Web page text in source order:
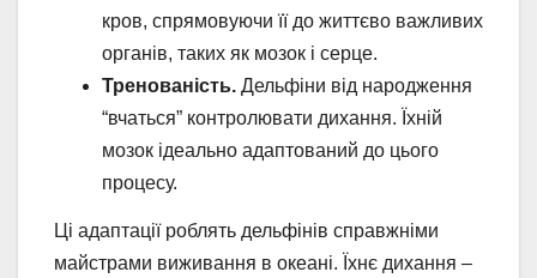
кров, спрямовуючи її до життєво важливих
органів, таких як мозок і серце.
Тренованість. Дельфіни від народження
“вчаться” контролювати дихання. Їхній
мозок ідеально адаптований до цього
процесу.
Ці адаптації роблять дельфінів справжніми
майстрами виживання в океані. Їхнє дихання –